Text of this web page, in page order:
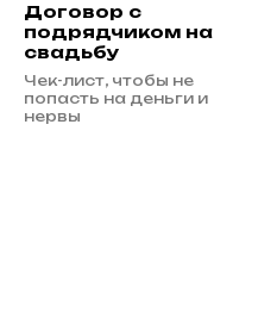
Договор с
подрядчиком на
свадьбу
Чек-лист, чтобы не
попасть на деньги и
нервы